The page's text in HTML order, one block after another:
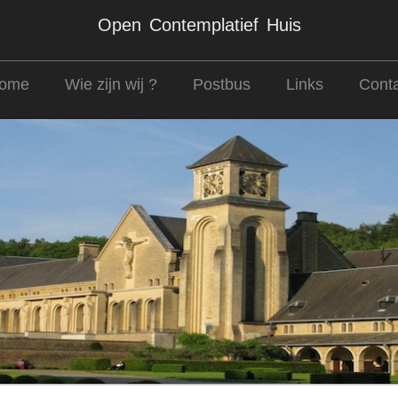
Open Contemplatief Huis
Wie zijn wij ? Postbus Links